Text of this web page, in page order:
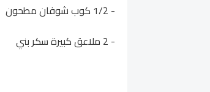
- 1/2 كوب شوفان مطحون
- 2 ملاعق كبيرة سكر بني